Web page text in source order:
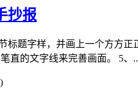
抄报
标题字样，并画上一个方方
直的文字线来完善画面。 5、